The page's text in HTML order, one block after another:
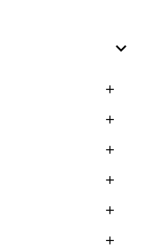






